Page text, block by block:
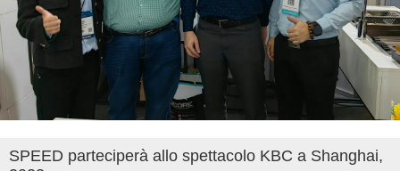
SPEED parteciperà allo spettacolo KBC a Shanghai,